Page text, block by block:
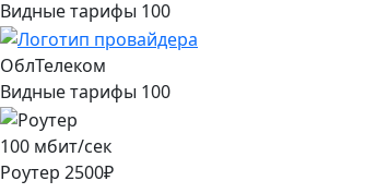
Видные тарифы 100
ОблТелеком
Видные тарифы 100
100 мбит/сек
Роутер 2500₽